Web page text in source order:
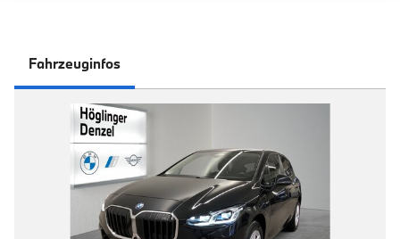
Fahrzeuginfos